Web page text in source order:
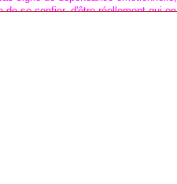
se confier, d'être réellement qui on